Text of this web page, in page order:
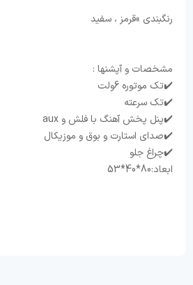
رنگبندی »قرمز ، سفید
مشخصات و آپشنها :
⁦✔️⁩تک موتوره 6ولت
⁦✔️⁩تک سرعته
⁦✔️⁩پنل پخش آهنگ با فلش و aux
⁦✔️⁩صدای استارت و بوق و موزیکال
⁦✔️⁩چراغ جلو
ابعاد:80*40*53